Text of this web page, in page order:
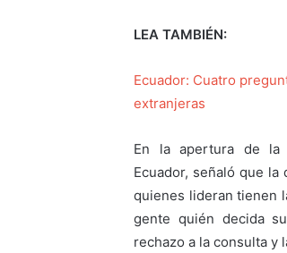
LEA TAMBIÉN:
Ecuador: Cuatro
extranjeras
En la apertura de la
Ecuador, señaló que
quienes lideran tienen
gente quién decida
rechazo a la consulta y